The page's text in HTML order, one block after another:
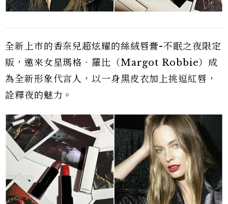
全新上市的香奈兒超炫耀的絲絨唇膏-不眠之夜限定
版，邀來女星瑪格．羅比（Margot Robbie）成
為全新形象代言人，以一身黑皮衣加上挑逗紅唇，
詮釋夜的魅力。